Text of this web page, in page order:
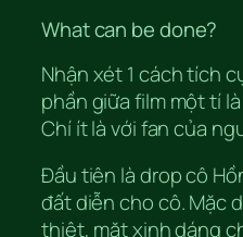
What can be done?
Nhận xét 1 cách tích
phần giữa film một tí
Chí ít là với fan của
Đầu tiên là drop cô
đất diễn cho cô. Mặc
thiệt, mặt xinh dáng